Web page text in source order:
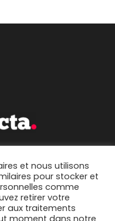
contact.
et nous utilisons
pour stocker et
comme
retirer votre
aux traitements
moment dans notre